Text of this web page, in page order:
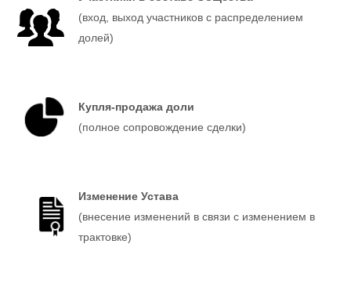
(вход, выход участников с распределением
долей)
Купля-продажа доли
(полное сопровождение сделки)
Изменение Устава
(внесение изменений в связи с изменением в
трактовке)